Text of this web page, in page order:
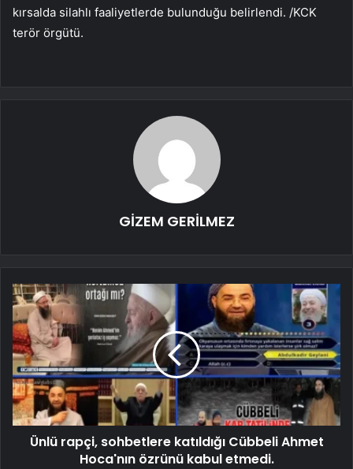
kırsalda silahlı faaliyetlerde bulunduğu belirlendi. /KCK
terör örgütü.
GİZEM GERİLMEZ
Ünlü rapçi, sohbetlere katıldığı Cübbeli Ahmet
Hoca'nın özrünü kabul etmedi.